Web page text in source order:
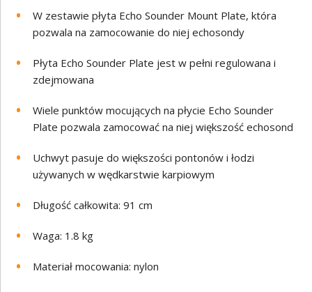
W zestawie płyta Echo Sounder Mount Plate, która
pozwala na zamocowanie do niej echosondy
Płyta Echo Sounder Plate jest w pełni regulowana i
zdejmowana
Wiele punktów mocujących na płycie Echo Sounder
Plate pozwala zamocować na niej większość echosond
Uchwyt pasuje do większości pontonów i łodzi
używanych w wędkarstwie karpiowym
Długość całkowita: 91 cm
Waga: 1.8 kg
Materiał mocowania: nylon